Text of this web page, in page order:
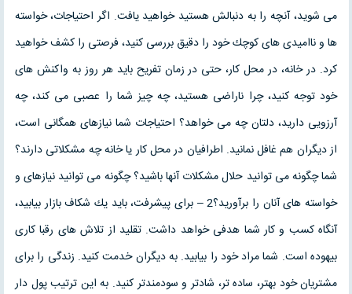
مى شويد، آنچه را به دنبالش هستيد خواهيد يافت. اگر احتياجات، خواسته
ها و نااميدى هاى كوچك خود را دقيق بررسى كنيد، فرصتى را كشف خواهيد
كرد. در خانه، در محل كار، حتى در زمان تفريح بايد هر روز به واكنش هاى
خود توجه كنيد، چرا ناراضى هستيد، چه چيز شما را عصبى مى كند، چه
آرزويى داريد، دلتان چه مى خواهد؟ احتياجات شما نيازهاى همگانى است،
از ديگران هم غافل نمانيد. اطرافيان در محل كار يا خانه چه مشكلاتى دارند؟
شما چگونه مى توانيد حلال مشكلات آنها باشيد؟ چگونه مى توانيد نيازهاى و
خواسته هاى آنان را برآوريد؟2 – براى پيشرفت، بايد يك شكاف بازار بيابيد،
آنگاه كسب و كار شما هدفى خواهد داشت. تقليد از تلاش هاى رقبا كارى
بيهوده است. شما مراد خود را بيابيد. به ديگران خدمت كنيد. زندگى را براى
مشتريان خود بهتر، ساده تر، شادتر و سودمندتر كنيد. به اين ترتيب پول دار